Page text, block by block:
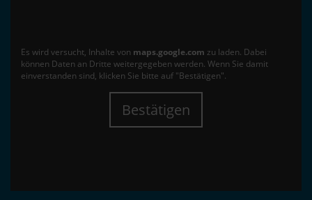
Es wird versucht, Inhalte von maps.google.com zu laden. Dabei
können Daten an Dritte weitergegeben werden. Wenn Sie damit
einverstanden sind, klicken Sie bitte auf "Bestätigen".
Bestätigen